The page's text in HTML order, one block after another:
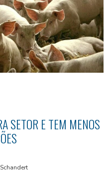
SETOR E TEM MENOS